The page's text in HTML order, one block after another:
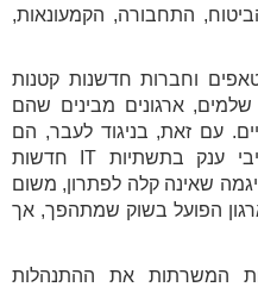
התחבורה, הקמעונאות,
וחברות חדשנות קטנות
ארגונים מבינים שהם
עם זאת, בניגוד לעבר, הם
כבר לא מוכנים להשקיע תקציבי ענק בתשתיות IT חדשות
שאינה קלה לפתרון, משום
הפועל בשוק שמתהפך, אך
המשרתות את ההתנהלות